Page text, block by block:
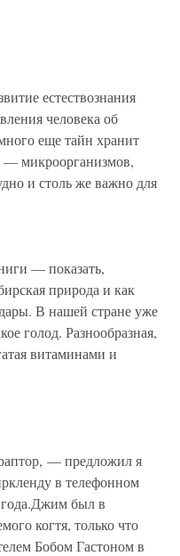
естествознания
человека об
еще тайн хранит
микроорганизмов,
и столь же важно для
— показать,
природа и как
В нашей стране уже
голод. Разнообразная,
витаминами и
— предложил я
в телефонном
года.Джим был в
когтя, только что
Бобом Гастоном в